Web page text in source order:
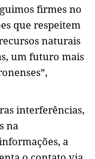
firmes no
que respeitem
naturais
um futuro mais
interferências,
na
a